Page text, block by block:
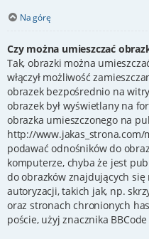
Na górę
Czy można umieszczać
Tak, obrazki można
włączył możliwość
obrazek bezpośrednio na
obrazek był wyświetlany na
obrazka umieszczonego na
http://www.jakas_strona.com/
podawać odnośników do
komputerze, chyba że jest
do obrazków znajdujących
autoryzacji, takich jak, np.
oraz stronach chronionych
poście, użyj znacznika BBCode